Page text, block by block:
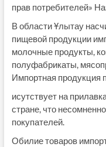
прав потребителей»
В области Ұлытау
пищевой продукции
молочные продукты,
полуфабрикаты,
Импортная продукция п
исутствует на
стране, что
покупателей.
Обилие товаров